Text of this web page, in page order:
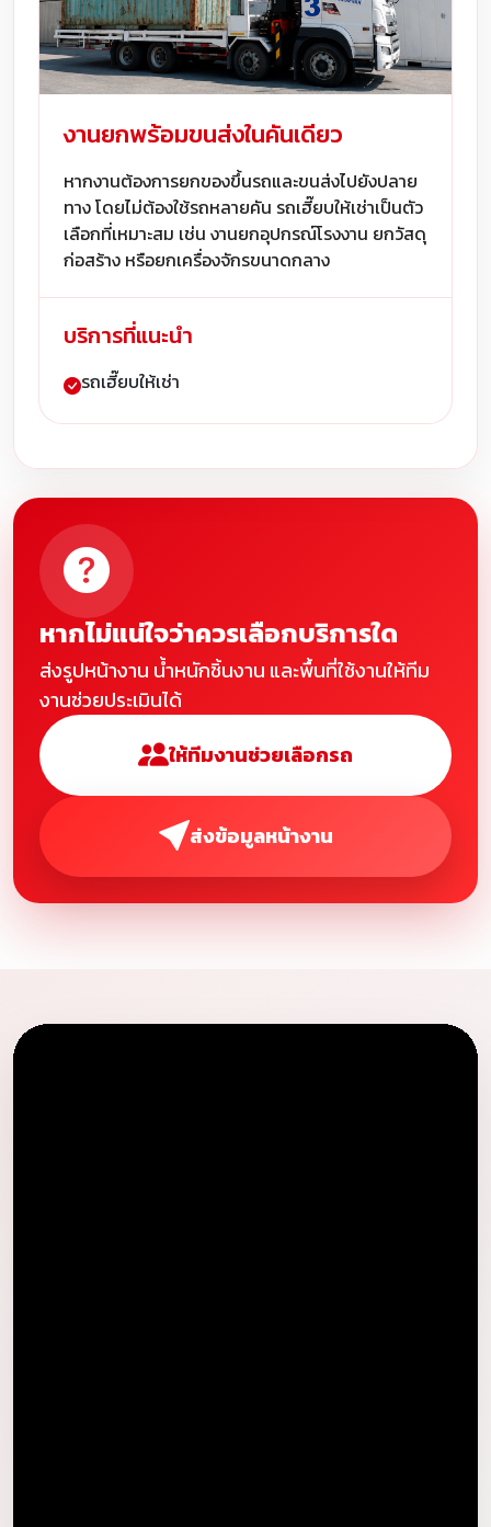
งานยกพร้อมขนส่งในคันเดียว
หากงานต้องการยกของขึ้นรถและขนส่งไปยังปลาย
ทาง โดยไม่ต้องใช้รถหลายคัน รถเฮี๊ยบให้เช่าเป็นตัว
เลือกที่เหมาะสม เช่น งานยกอุปกรณ์โรงงาน ยกวัสดุ
ก่อสร้าง หรือยกเครื่องจักรขนาดกลาง
บริการที่แนะนำ
รถเฮี๊ยบให้เช่า
หากไม่แน่ใจว่าควรเลือกบริการใด
ส่งรูปหน้างาน น้ำหนักชิ้นงาน และพื้นที่ใช้งานให้ทีม
งานช่วยประเมินได้
ให้ทีมงานช่วยเลือกรถ
ส่งข้อมูลหน้างาน